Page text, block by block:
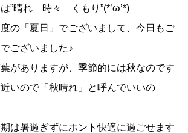
”晴れ 時々 くもり”(*’ω’*)
の「夏日」でございまして、今日もご
ございました♪
葉がありますが、季節的には秋なのです
いので「秋晴れ」と呼んでいいの
は暑過ぎずにホント快適に過ごせます